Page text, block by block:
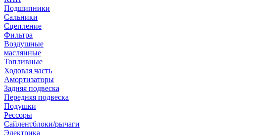
Подшипники
Сальники
Сцепление
Фильтра
Воздушные
маслянные
Топливные
Ходовая часть
Амортизаторы
Задняя подвеска
Передняя подвеска
Подушки
Рессоры
Сайлентблоки/рычаги
Электрика